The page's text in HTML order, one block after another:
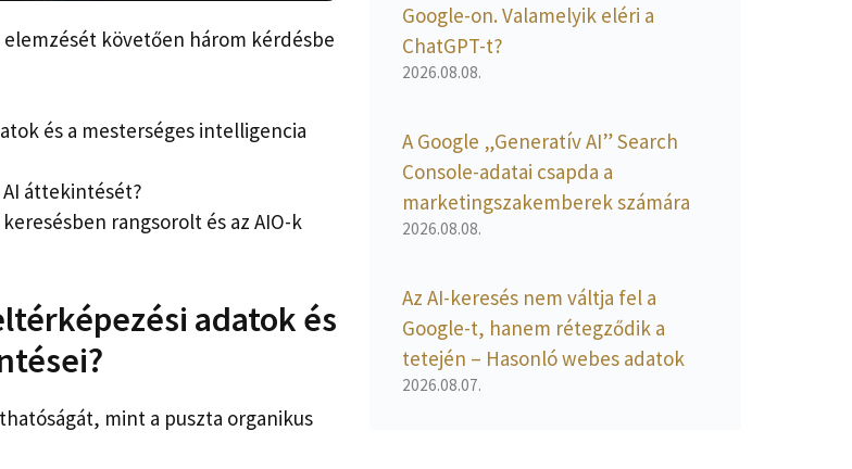
követően három kérdésbe
és a mesterséges intelligencia
áttekintését?
rangsorolt ​​és az AIO-k
adatok és
mint a puszta organikus
Google-on. Valamelyik eléri a
ChatGPT-t?
2026.08.08.
A Google „Generatív AI” Search
Console-adatai csapda a
marketingszakemberek számára
2026.08.08.
Az AI-keresés nem váltja fel a
Google-t, hanem rétegződik a
tetején – Hasonló webes adatok
2026.08.07.